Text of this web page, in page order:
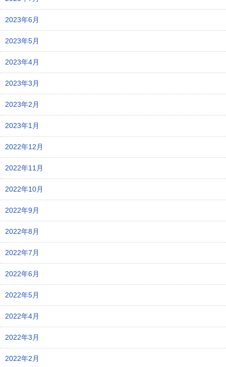
2023年6月
2023年5月
2023年4月
2023年3月
2023年2月
2023年1月
2022年12月
2022年11月
2022年10月
2022年9月
2022年8月
2022年7月
2022年6月
2022年5月
2022年4月
2022年3月
2022年2月